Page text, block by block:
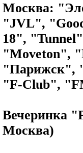
Москва:
"JVL",
18",
"Moveton",
"Парижск",
"F-Club",
Вечеринка
Москва)